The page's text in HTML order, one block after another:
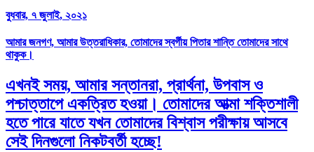
বুধবার, ৭ জুলাই, ২০২১
আমার জনগণ, আমার উত্তরাধিকার, তোমাদের স্বর্গীয় পিতার শান্তি তোমাদের সাথে
থাকুক।
এখনই সময়, আমার সন্তানরা, প্রার্থনা, উপবাস ও
পশ্চাত্তাপে একত্রিত হওয়া। তোমাদের আত্মা শক্তিশালী
হতে পারে যাতে যখন তোমাদের বিশ্বাস পরীক্ষায় আসবে
সেই দিনগুলো নিকটবর্তী হচ্ছে!